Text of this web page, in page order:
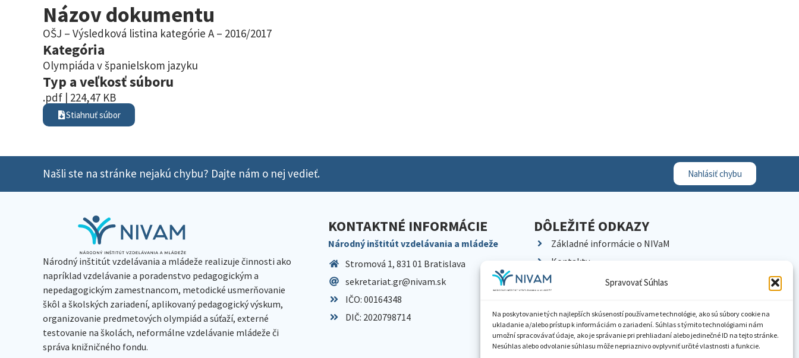
Spravovať Súhlas
Na poskytovanie tých najlepších skúseností používame technológie, ako sú súbory cookie na
ukladanie a/alebo prístup k informáciám o zariadení. Súhlas s týmito technológiami nám
umožní spracovávať údaje, ako je správanie pri prehliadaní alebo jedinečné ID na tejto stránke.
Nesúhlas alebo odvolanie súhlasu môže nepriaznivo ovplyvniť určité vlastnosti a funkcie.
Názov dokumentu
OŠJ – Výsledková listina kategórie A – 2016/2017
Kategória
Olympiáda v španielskom jazyku
Typ a veľkosť súboru
.pdf | 224,47 KB
Stiahnuť súbor
Našli ste na stránke nejakú chybu? Dajte nám o nej vedieť. Nahlásiť chybu
Národný inštitút vzdelávania a mládeže realizuje činnosti ako
napríklad vzdelávanie a poradenstvo pedagogickým a
nepedagogickým zamestnancom, metodické usmerňovanie
škôl a školských zariadení, aplikovaný pedagogický výskum,
organizovanie predmetových olympiád a súťaží, externé
testovanie na školách, neformálne vzdelávanie mládeže či
správa knižničného fondu.
KONTAKTNÉ INFORMÁCIE
Národný inštitút vzdelávania a mládeže
Stromová 1, 831 01 Bratislava
sekretariat.gr@nivam.sk
IČO: 00164348
DIČ: 2020798714
DÔLEŽITÉ ODKAZY
Základné informácie o NIVaM
Kontakty
Kariéra
Pracoviská NIVaM
Dokumenty inštitúcie
Knižnica